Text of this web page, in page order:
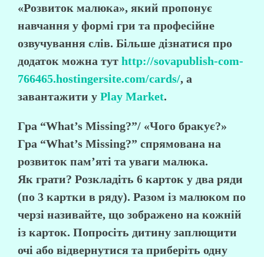
«Розвиток малюка», який пропонує
навчання у формі гри та професійне
озвучування слів. Більше дізнатися про
додаток можна тут http://sovapublish-com-
766465.hostingersite.com/cards/, а
завантажити у Play Market.
Гра “What’s Missing?”/ «Чого бракує?»
Гра “What’s Missing?” спрямована на
розвиток пам’яті та уваги малюка.
Як грати? Розкладіть 6 карток у два ряди
(по 3 картки в ряду). Разом із малюком по
черзі називайте, що зображено на кожній
із карток. Попросіть дитину заплющити
очі або відвернутися та приберіть одну